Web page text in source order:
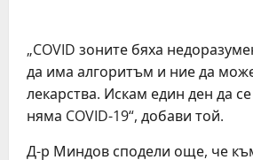
„COVID зоните бяха
да има алгоритъм и ние да
лекарства. Искам един ден да
няма COVID-19“, добави той.
Д-р Миндов сподели още, че